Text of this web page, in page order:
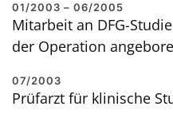
01/2003 – 06/2005
Mitarbeit an DFG-
der Operation
07/2003
Prüfarzt für klinische